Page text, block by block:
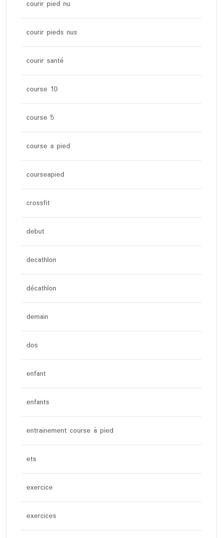
courir pied nu
courir pieds nus
courir santé
course 10
course 5
course a pied
courseapied
crossfit
debut
decathlon
décathlon
demain
dos
enfant
enfants
entrainement course à pied
ets
exercice
exercices